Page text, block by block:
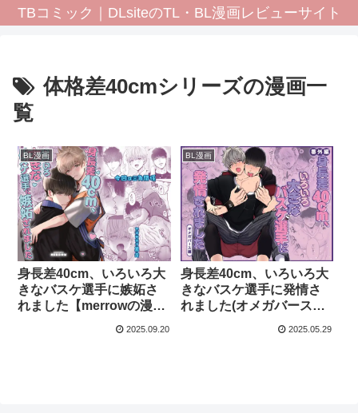
TBコミック｜DLsiteのTL・BL漫画レビューサイト
体格差40cmシリーズの漫画一
覧
BL漫画
身長差40cm、いろいろ大
きなバスケ選手に嫉妬さ
れました【merrowの漫
2025.09.20
BL漫画
身長差40cm、いろいろ大
きなバスケ選手に発情さ
れました(オメガバース番
2025.05.29